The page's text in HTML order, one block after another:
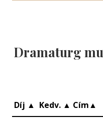
Dramaturg
Díj ▲ Kedv. ▲ Cím▲